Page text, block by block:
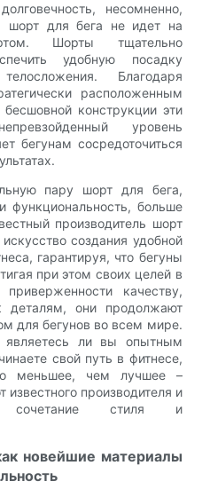
несомненно,
шорт для бега не идет на
Шорты тщательно
удобную посадку
Благодаря
расположенным
конструкции эти
уровень
бегунам сосредоточиться
пару шорт для бега,
больше
производитель шорт
создания удобной
гарантируя, что бегуны
при этом своих целей в
качеству,
они продолжают
для бегунов во всем мире.
являетесь ли вы опытным
свой путь в фитнесе,
меньшее, чем лучшее –
производителя и
сочетание стиля и
новейшие материалы